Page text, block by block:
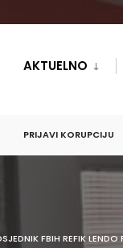
AKTUELNO
PRIJAVI KORUPCIJU
FBIH REFIK